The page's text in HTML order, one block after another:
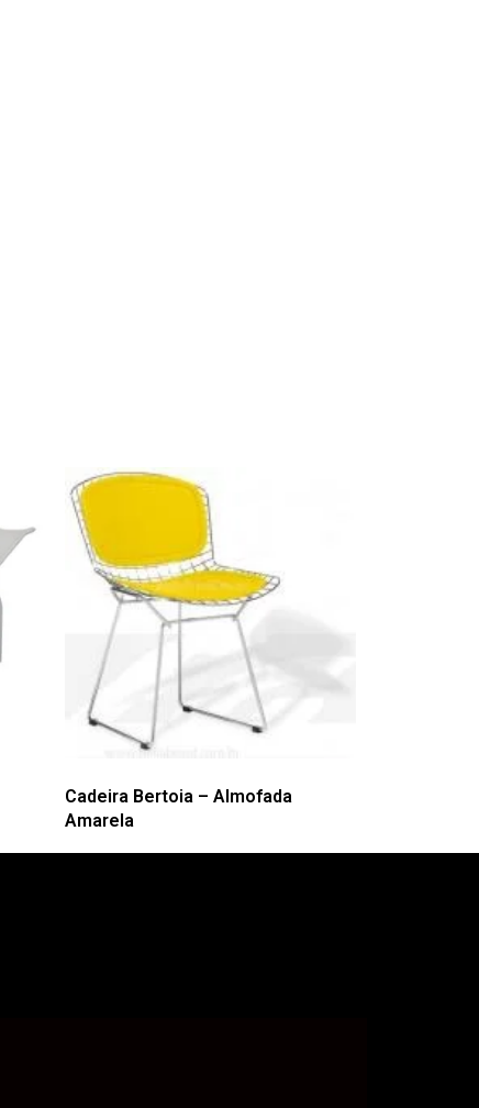
Cadeira Bertoia – Almofada
Amarela